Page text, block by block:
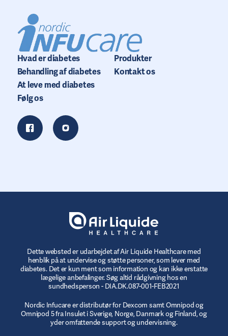
Hvad er diabetes
Behandling af diabetes
At leve med diabetes
Produkter
Kontakt os
Følg os
Dette websted er udarbejdet af Air Liquide Healthcare med
henblik på at undervise og støtte personer, som lever med
diabetes. Det er kun ment som information og kan ikke erstatte
lægelige anbefalinger. Søg altid rådgivning hos en
sundhedsperson - DIA.DK.087-001-FEB2021
Nordic Infucare er distributør for Dexcom samt Omnipod og
Omnipod 5 fra Insulet i Sverige, Norge, Danmark og Finland, og
yder omfattende support og undervisning.